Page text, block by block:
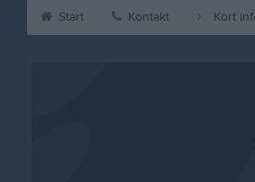
Start Kontakt Kort